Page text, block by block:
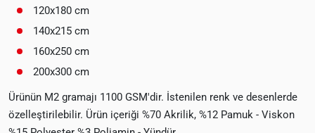
120x180 cm
140x215 cm
160x250 cm
200x300 cm
Ürünün M2 gramajı 1100 GSM'dir. İstenilen renk ve desenlerde
özelleştirilebilir. Ürün içeriği %70 Akrilik, %12 Pamuk - Viskon